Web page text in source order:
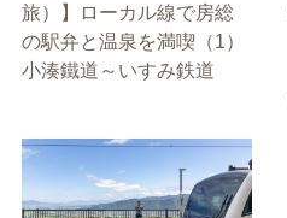
旅）】ローカル線で房総
の駅弁と温泉を満喫（1）
小湊鐵道～いすみ鉄道